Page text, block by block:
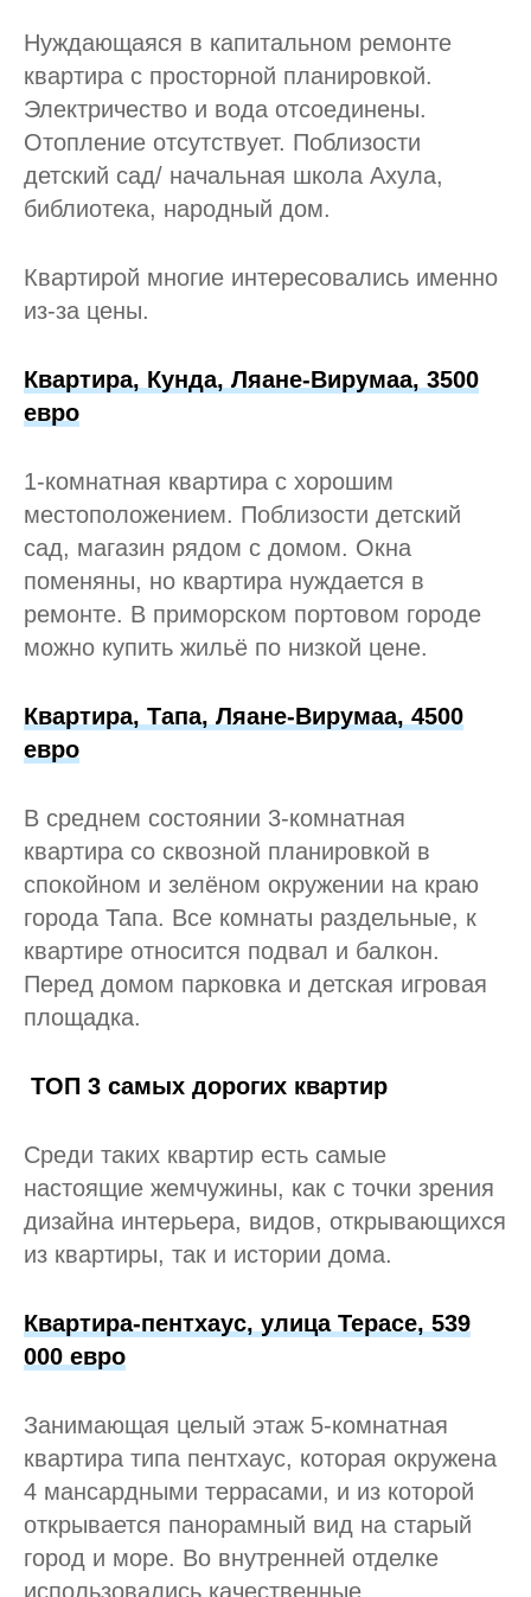
Нуждающаяся в капитальном ремонте
квартира с просторной планировкой.
Электричество и вода отсоединены.
Отопление отсутствует. Поблизости
детский сад/ начальная школа Ахула,
библиотека, народный дом.
Квартирой многие интересовались именно
из-за цены.
Квартира, Кунда, Ляане-Вирумаа, 3500
евро
1-комнатная квартира с хорошим
местоположением. Поблизости детский
сад, магазин рядом с домом. Окна
поменяны, но квартира нуждается в
ремонте. В приморском портовом городе
можно купить жильё по низкой цене.
Квартира, Тапа, Ляане-Вирумаа, 4500
евро
В среднем состоянии 3-комнатная
квартира со сквозной планировкой в
спокойном и зелёном окружении на краю
города Тапа. Все комнаты раздельные, к
квартире относится подвал и балкон.
Перед домом парковка и детская игровая
площадка.
ТОП 3 самых дорогих квартир
Среди таких квартир есть самые
настоящие жемчужины, как с точки зрения
дизайна интерьера, видов, открывающихся
из квартиры, так и истории дома.
Квартира-пентхаус, улица Терасе, 539
000 евро
Занимающая целый этаж 5-комнатная
квартира типа пентхаус, которая окружена
4 мансардными террасами, и из которой
открывается панорамный вид на старый
город и море. Во внутренней отделке
использовались качественные